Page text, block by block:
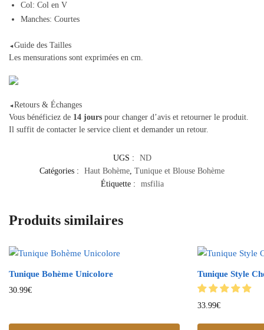
Col: Col en V
Manches: Courtes
◄Guide des Tailles
Les mensurations sont exprimées en cm.
◄Retours & Échanges
Vous bénéficiez de 14 jours pour changer d’avis et retourner le produit.
Il suffit de contacter le service client et demander un retour.
UGS :
ND
Catégories :
Haut Bohème, Tunique et Blouse Bohème
Étiquette :
msfilia
Produits similaires
Tunique Bohème Unicolore
30.99€
Tunique Style
33.99€